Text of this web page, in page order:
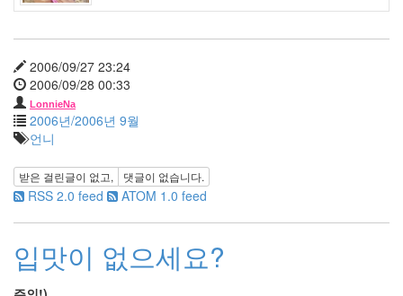
2006/09/27 23:24
2006/09/28 00:33
LonnieNa
2006년/2006년 9월
언니
받은 걸린글이 없고, 댓글이 없습니다.
RSS 2.0 feed ATOM 1.0 feed
입맛이 없으세요?
4
년
8
월
1
2005
년
9
월
3
2005
년
월
5